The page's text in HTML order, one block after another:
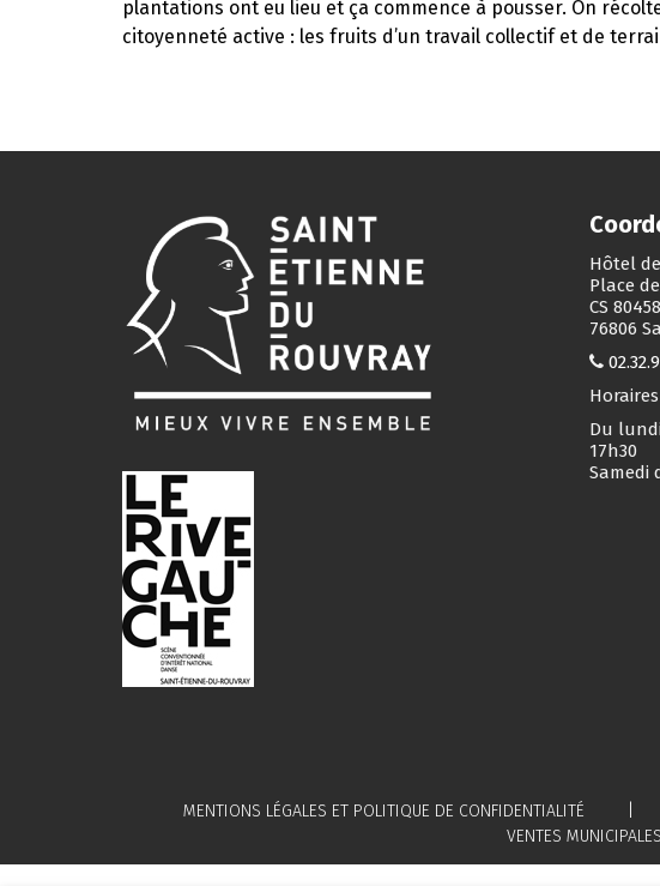
plantations ont eu lieu et ça commence à pousser. On
citoyenneté active : les fruits d’un travail collectif et de
Hôtel
Place
CS 80458
76806
Du
17h30
Samedi
MENTIONS LÉGALES ET POLITIQUE DE CONFIDENTIALITÉ
VENTES MUNICIPALES